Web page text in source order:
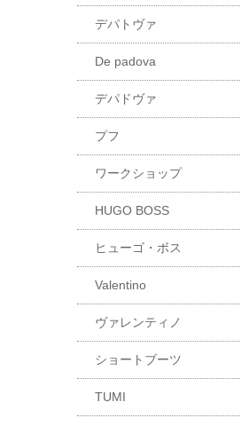
デパトヴァ
De padova
デパドヴァ
プフ
ワークショップ
HUGO BOSS
ヒューゴ・ボス
Valentino
ヴァレンティノ
ショートブーツ
TUMI